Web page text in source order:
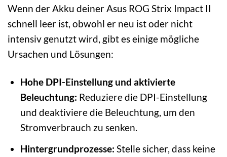
Wenn der Akku deiner Asus ROG Strix Impact II
schnell leer ist, obwohl er neu ist oder nicht
intensiv genutzt wird, gibt es einige mögliche
Ursachen und Lösungen:
Hohe DPI-Einstellung und aktivierte
Beleuchtung: Reduziere die DPI-Einstellung
und deaktiviere die Beleuchtung, um den
Stromverbrauch zu senken.
Hintergrundprozesse: Stelle sicher, dass keine